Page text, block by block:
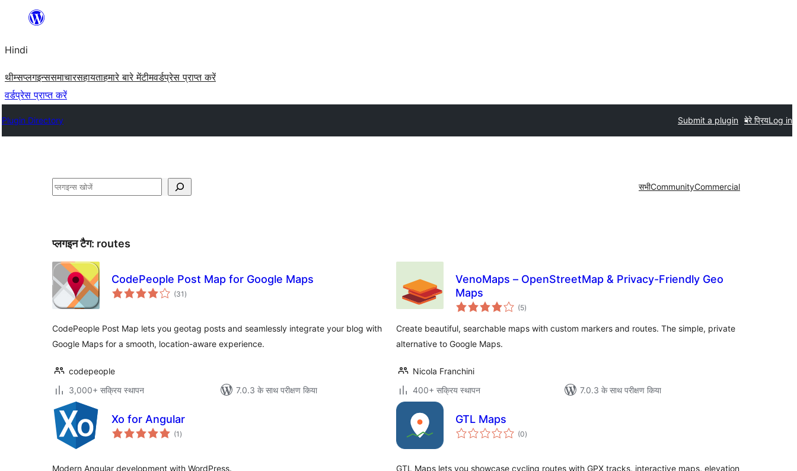
सामग्री
जाएं
Hindi
थीम्सप्लगइन्ससमाचारसहायताहमारे बारे मेंटीमवर्डप्रेस प्राप्त करें
वर्डप्रेस प्राप्त करें
Plugin Directory Submit a plugin मेरे प्रियLog in
खोजें सभीCommunityCommercial
प्लगइन टैग: routes
CodePeople Post Map for Google Maps
(31 कुल
दर)
CodePeople Post Map lets you geotag posts and seamlessly integrate your blog with
Google Maps for a smooth, location-aware experience.
codepeople
3,000+ सक्रिय स्थापन
7.0.3 के साथ परीक्षण किया
VenoMaps – OpenStreetMap & Privacy-Friendly Geo
Maps
(5कुल
दर)
Create beautiful, searchable maps with custom markers and routes. The simple, private
alternative to Google Maps.
Nicola Franchini
400+ सक्रिय स्थापन
7.0.3 के साथ परीक्षण किया
Xo for Angular
(1 कुल
दर)
Modern Angular development with WordPress.
GTL Maps
(0कुल
दर)
GTL Maps lets you showcase cycling routes with GPX tracks, interactive maps, elevation